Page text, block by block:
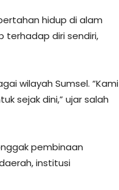
hidup di alam
terhadap diri sendiri,
wilayah Sumsel. “Kami
sejak dini,” ujar salah
pembinaan
institusi